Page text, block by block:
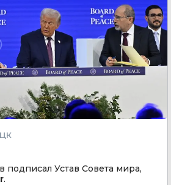
Устав Совета мира,
.